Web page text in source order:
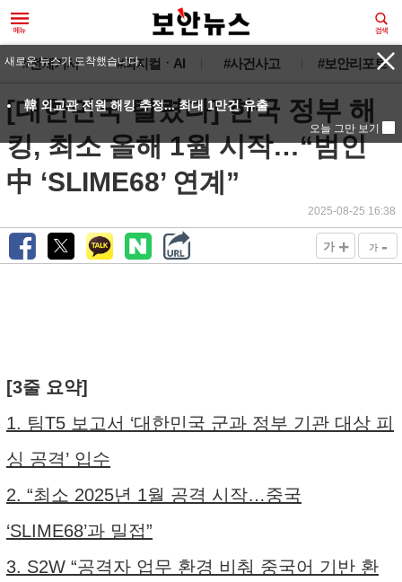
#전체기사 #피지컬ㆍAI #사건사고 #보안리포트
[대한민국 털렸다] 한국 정부 해
킹, 최소 올해 1월 시작…“범인
中 ‘SLIME68’ 연계”
2025-08-25 16:38
가 + 가 -
[3줄 요약]
1. 팀T5 보고서 ‘대한민국 군과 정부 기관 대상 피
싱 공격’ 입수
2. “최소 2025년 1월 공격 시작…중국
‘SLIME68’과 밀접”
3. S2W “공격자 업무 환경 비춰 중국어 기반 환
새로운 뉴스가 도착했습니다.
韓 외교관 전원 해킹 추정... 최대 1만건 유출
오늘 그만 보기